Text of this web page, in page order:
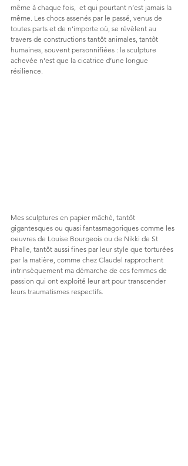
même à chaque fois,  et qui pourtant n’est jamais la
même. Les chocs assenés par le passé, venus de
toutes parts et de n’importe où, se révèlent au
travers de constructions tantôt animales, tantôt
humaines, souvent personnifiées : la sculpture
achevée n’est que la cicatrice d’une longue
résilience.
Mes sculptures en papier mâché, tantôt
gigantesques ou quasi fantasmagoriques comme les
oeuvres de Louise Bourgeois ou de Nikki de St
Phalle, tantôt aussi fines par leur style que torturées
par la matière, comme chez Claudel rapprochent
intrinsèquement ma démarche de ces femmes de
passion qui ont exploité leur art pour transcender
leurs traumatismes respectifs.